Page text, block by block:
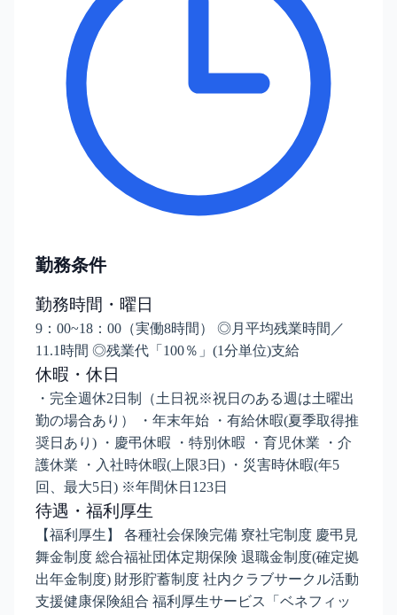
勤務条件
勤務時間・曜日
9：00~18：00（実働8時間） ◎月平均残業時間／
11.1時間 ◎残業代「100％」(1分単位)支給
休暇・休日
・完全週休2日制（土日祝※祝日のある週は土曜出
勤の場合あり） ・年末年始 ・有給休暇(夏季取得推
奨日あり) ・慶弔休暇 ・特別休暇 ・育児休業 ・介
護休業 ・入社時休暇(上限3日) ・災害時休暇(年5
回、最大5日) ※年間休日123日
待遇・福利厚生
【福利厚生】 各種社会保険完備 寮社宅制度 慶弔見
舞金制度 総合福祉団体定期保険 退職金制度(確定拠
出年金制度) 財形貯蓄制度 社内クラブサークル活動
支援健康保険組合 福利厚生サービス「ベネフィッ